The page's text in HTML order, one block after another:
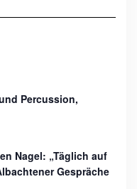
Percussion,
Nagel: „Täglich auf
Gespräche